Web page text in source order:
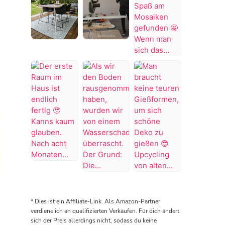
vorher
schöner
war,
😡
#badezimmer
#makeover
#badezimmerdesign
#renovieren
#altbau
🥺
#Bügelperlen
#bastelidee
wäre
abgeschlossen,
aber
wie
es
aussieht
muss
die
Wanne
wieder
rausgerissen
werden
😭
es
tropft…
2024
als
wir
endlich
unsere
Terrasse
in
Angriff
genommen
#terrasse
#terrasseinspiration
Küche
zum
Wohnzimmer
✨
Kann
euch
endlich
den
zweiten
fertigen
Die
Küche
kommt
DIY
Zitronen
Mosaik
🍋
Hab
richtig
Spaß
am
Mosaiken
gefunden
🤩
sich
das
im
Haus
ist
den
Boden
rausgenommen
keine
teuren
Gießformen,
* Dies ist ein Affiliate-Link. Als Amazon-Partner
verdiene ich an qualifizierten Verkäufen. Für dich ändert
sich der Preis allerdings nicht, sodass du keine